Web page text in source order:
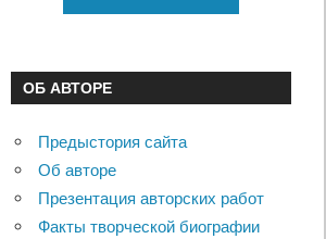
ОБ АВТОРЕ
Предыстория сайта
Об авторе
Презентация авторских работ
Факты творческой биографии